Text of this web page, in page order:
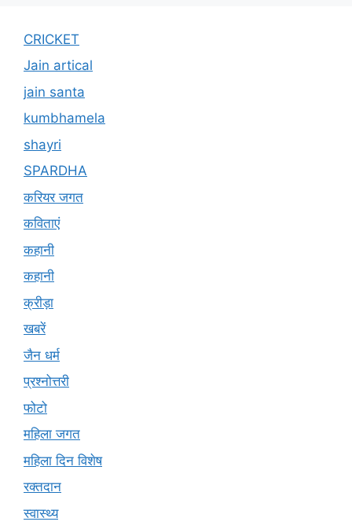
CRICKET
Jain artical
jain santa
kumbhamela
shayri
SPARDHA
करियर जगत
कविताएं
कहानी
कहानी
क्रीड़ा
खबरें
जैन धर्म
प्रश्नोत्तरी
फोटो
महिला जगत
महिला दिन विशेष
रक्तदान
स्वास्थ्य